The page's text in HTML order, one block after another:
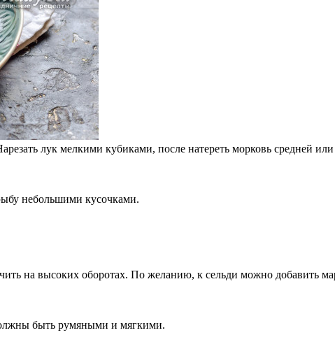
лук мелкими кубиками, после натереть морковь средней
небольшими кусочками.
на высоких оборотах. По желанию, к сельди можно добавить
быть румяными и мягкими.